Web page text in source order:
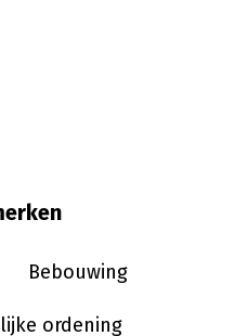
Bebouwing
ordening